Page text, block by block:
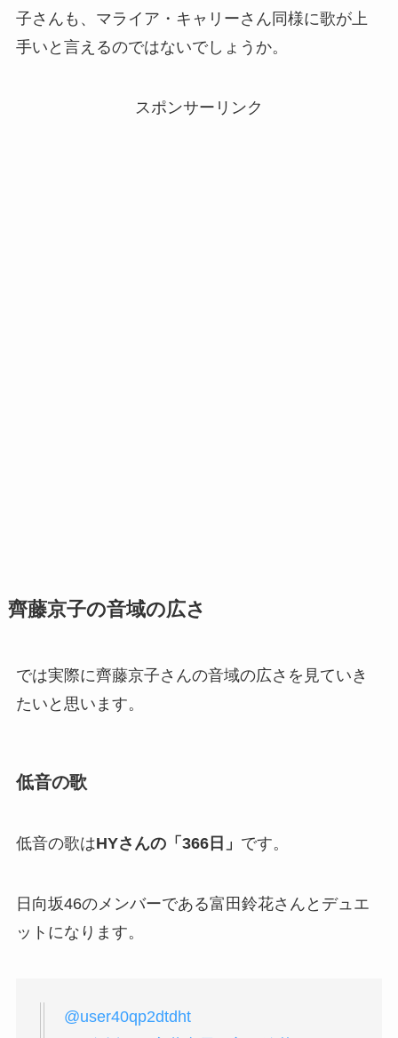
子さんも、マライア・キャリーさん同様に歌が上
手いと言えるのではないでしょうか。
スポンサーリンク
齊藤京子の音域の広さ
では実際に齊藤京子さんの音域の広さを見ていき
たいと思います。
低音の歌
低音の歌はHYさんの「366日」 です。
日向坂46のメンバーである富田鈴花さんとデュエ
ットになります。
@user40qp2dtdht